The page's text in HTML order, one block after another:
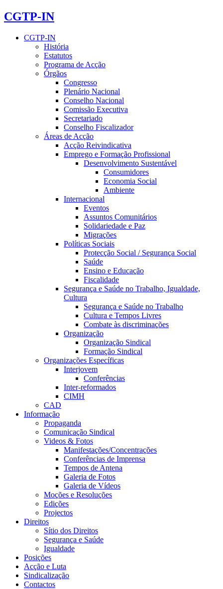
CGTP-IN
CGTP-IN
História
Estatutos
Programa de Acção
Órgãos
Congresso
Plenário Nacional
Conselho Nacional
Comissão Executiva
Secretariado
Conselho Fiscalizador
Áreas de Acção
Acção Reivindicativa
Emprego e Formação Profissional
Desenvolvimento Sustentável
Consumidores
Economia Social
Ambiente
Internacional
Eventos
Assuntos Comunitários
Solidariedade e Paz
Migrações
Políticas Sociais
Protecção Social / Segurança Social
Saúde
Ensino e Educação
Fiscalidade
Segurança e Saúde no Trabalho, Igualdade,
Cultura
Segurança e Saúde no Trabalho
Cultura e Tempos Livres
Combate às discriminações
Organização
Organização Sindical
Formação Sindical
Organizações Específicas
Interjovem
Conferências
Inter-reformados
CIMH
CAD
Informação
Propaganda
Comunicação Sindical
Videos & Fotos
Manifestações/Concentrações
Conferências de Imprensa
Tempos de Antena
Galeria de Fotos
Galeria de Vídeos
Moções e Resoluções
Edições
Projectos
Direitos
Sítio dos Direitos
Segurança e Saúde
Igualdade
Posições
Acção e Luta
Sindicalização
Contactos